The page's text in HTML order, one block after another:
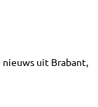
uit Brabant,